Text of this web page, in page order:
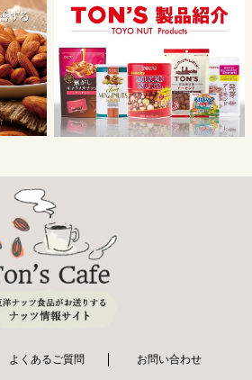
よくあるご質問 お問い合わせ